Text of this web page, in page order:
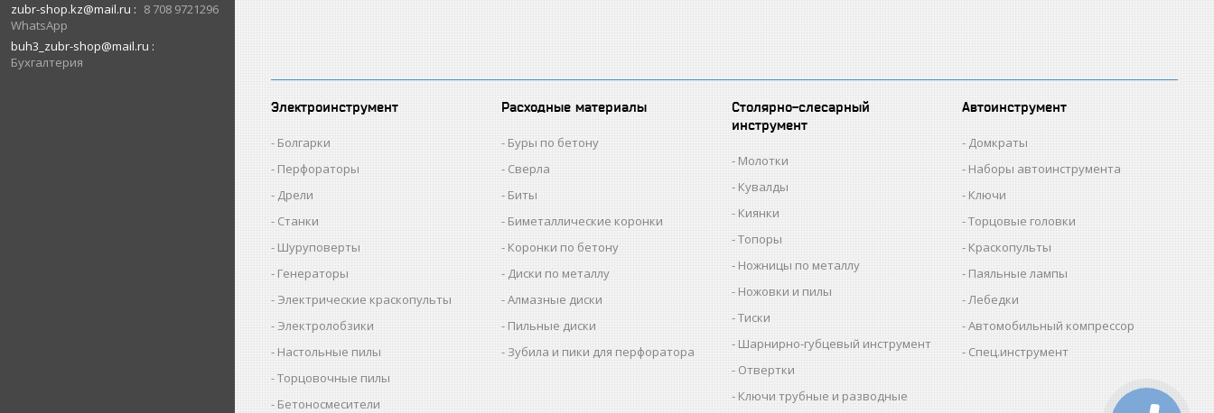
zubr-shop.kz@mail.ru
8 708 9721296
WhatsApp
buh3_zubr-shop@mail.ru
Бухгалтерия
Электроинструмент
Болгарки
Перфораторы
Дрели
Станки
Шуруповерты
Генераторы
Электрические краскопульты
Электролобзики
Настольные пилы
Торцовочные пилы
Бетоносмесители
Расходные материалы
Буры по бетону
Сверла
Биты
Биметаллические коронки
Коронки по бетону
Диски по металлу
Алмазные диски
Пильные диски
Зубила и пики для перфоратора
Столярно-слесарный
инструмент
Молотки
Кувалды
Киянки
Топоры
Ножницы по металлу
Ножовки и пилы
Тиски
Шарнирно-губцевый инструмент
Отвертки
Ключи трубные и разводные
Автоинструмент
Домкраты
Наборы автоинструмента
Ключи
Торцовые головки
Краскопульты
Паяльные лампы
Лебедки
Автомобильный компрессор
Спец.инструмент